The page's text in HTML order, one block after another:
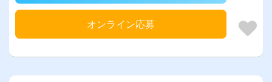
オンライン応募